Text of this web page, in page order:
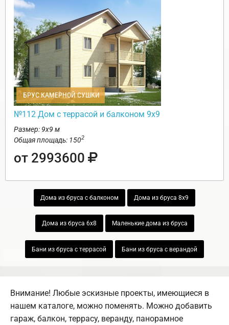
БРУС КАМЕРНОЙ СУШКИ
№112 Дом с террасой и балконом 9х9
Размер: 9х9 м
Общая площадь: 1502
от 2993600
Дома из бруса с балконом Дома из бруса 8х9
Дома из бруса 6х8 Маленькие дома из бруса
Бани из бруса с террасой Бани из бруса с верандой
Внимание! Любые эскизные проекты, имеющиеся в
нашем каталоге, можно поменять. Можно добавить
гараж, балкон, террасу, веранду, панорамное